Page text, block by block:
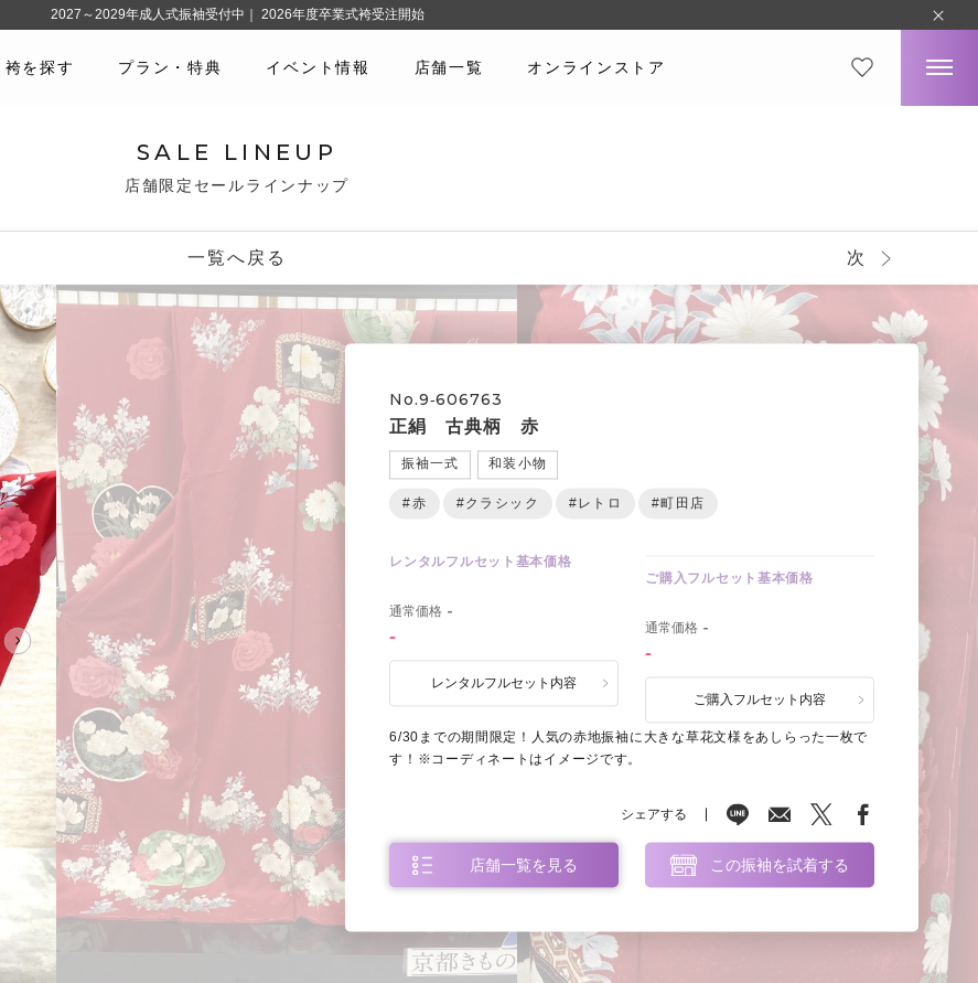
袴を探す プラン・特典 イベント情報 店舗一覧 オンラインストア
SALE LINEUP
店舗限定セールラインナップ
一覧へ戻る 次
No.9‐606763
正絹 古典柄 赤
振袖一式 和装小物
#赤 #クラシック #レトロ #町田店
レンタルフルセット基本価格
通常価格 -
-
レンタルフルセット内容
ご購入フルセット基本価格
通常価格 -
-
ご購入フルセット内容
6/30までの期間限定！人気の赤地振袖に大きな草花文様をあしらった一枚で
す！※コーディネートはイメージです。
シェアする
店舗一覧を見る この振袖を試着する
2027～2029年成人式振袖受付中｜ 2026年度卒業式袴受注開始